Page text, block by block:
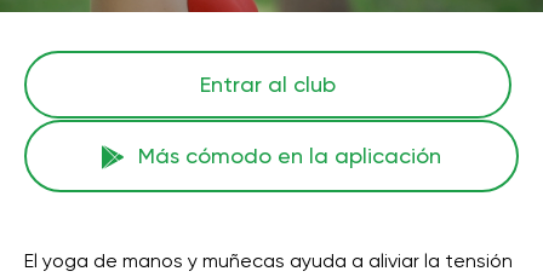
Entrar al club
Más cómodo en la aplicación
El yoga de manos y muñecas ayuda a aliviar la tensión